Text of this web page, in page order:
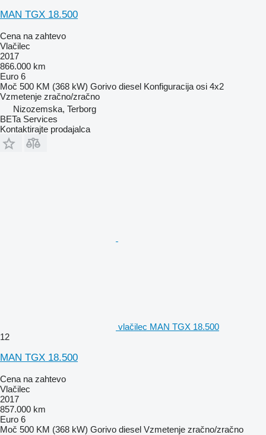
MAN TGX 18.500
Cena na zahtevo
Vlačilec
2017
866.000 km
Euro 6
Moč 500 KM (368 kW) Gorivo diesel Konfiguracija osi 4x2
Vzmetenje zračno/zračno
Nizozemska, Terborg
BETa Services
Kontaktirajte prodajalca
vlačilec MAN TGX 18.500
12
MAN TGX 18.500
Cena na zahtevo
Vlačilec
2017
857.000 km
Euro 6
Moč 500 KM (368 kW) Gorivo diesel Vzmetenje zračno/zračno